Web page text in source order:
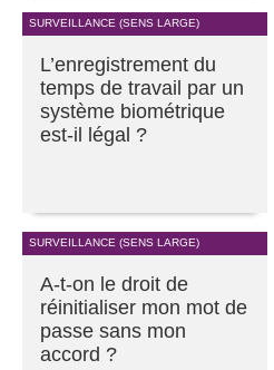
SURVEILLANCE (SENS LARGE)
L’enregistrement du
temps de travail par un
système biométrique
est-il légal ?
SURVEILLANCE (SENS LARGE)
A-t-on le droit de
réinitialiser mon mot de
passe sans mon
accord ?